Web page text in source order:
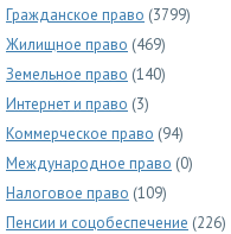
Гражданское право (3799)
Жилищное право (469)
Земельное право (140)
Интернет и право (3)
Коммерческое право (94)
Международное право (0)
Налоговое право (109)
Пенсии и соцобеспечение (226)